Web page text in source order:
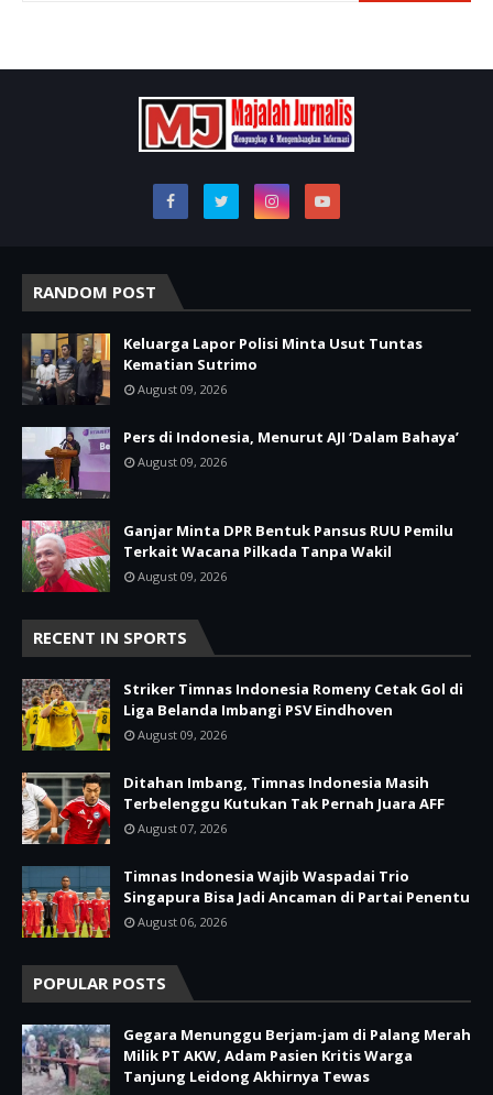
RANDOM POST
Keluarga Lapor Polisi Minta Usut Tuntas
Kematian Sutrimo
August 09, 2026
Pers di Indonesia, Menurut AJI ‘Dalam Bahaya’
August 09, 2026
Ganjar Minta DPR Bentuk Pansus RUU Pemilu
Terkait Wacana Pilkada Tanpa Wakil
August 09, 2026
RECENT IN SPORTS
Striker Timnas Indonesia Romeny Cetak Gol di
Liga Belanda Imbangi PSV Eindhoven
August 09, 2026
Ditahan Imbang, Timnas Indonesia Masih
Terbelenggu Kutukan Tak Pernah Juara AFF
August 07, 2026
Timnas Indonesia Wajib Waspadai Trio
Singapura Bisa Jadi Ancaman di Partai Penentu
August 06, 2026
POPULAR POSTS
Gegara Menunggu Berjam-jam di Palang Merah
Milik PT AKW, Adam Pasien Kritis Warga
Tanjung Leidong Akhirnya Tewas